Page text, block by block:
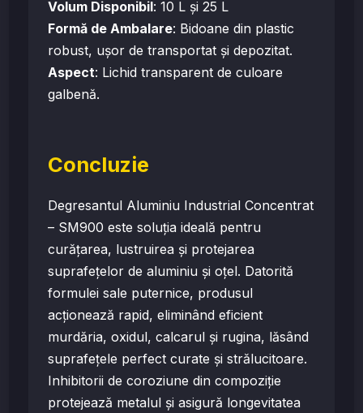
Volum Disponibil: 10 L și 25 L
Formă de Ambalare: Bidoane din plastic
robust, ușor de transportat și depozitat.
Aspect: Lichid transparent de culoare
galbenă.
Concluzie
Degresantul Aluminiu Industrial Concentrat
– SM900 este soluția ideală pentru
curățarea, lustruirea și protejarea
suprafețelor de aluminiu și oțel. Datorită
formulei sale puternice, produsul
acționează rapid, eliminând eficient
murdăria, oxidul, calcarul și rugina, lăsând
suprafețele perfect curate și strălucitoare.
Inhibitorii de coroziune din compoziție
protejează metalul și asigură longevitatea